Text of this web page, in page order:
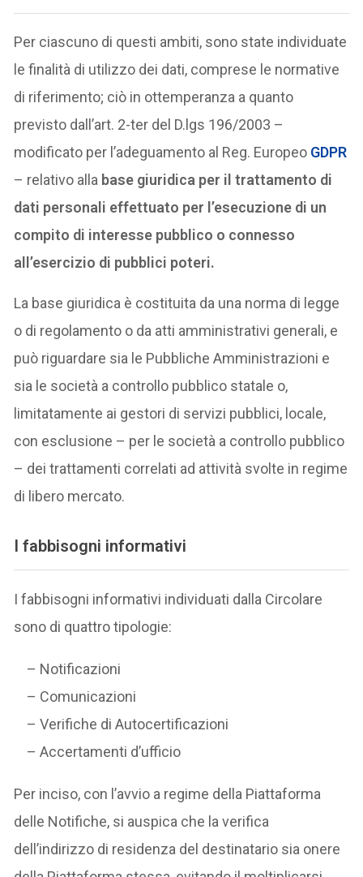
Per ciascuno di questi ambiti, sono state individuate
le finalità di utilizzo dei dati, comprese le normative
di riferimento; ciò in ottemperanza a quanto
previsto dall’art. 2-ter del D.lgs 196/2003 –
modificato per l’adeguamento al Reg. Europeo GDPR
– relativo alla base giuridica per il trattamento di
dati personali effettuato per l’esecuzione di un
compito di interesse pubblico o connesso
all’esercizio di pubblici poteri.
La base giuridica è costituita da una norma di legge
o di regolamento o da atti amministrativi generali, e
può riguardare sia le Pubbliche Amministrazioni e
sia le società a controllo pubblico statale o,
limitatamente ai gestori di servizi pubblici, locale,
con esclusione – per le società a controllo pubblico
– dei trattamenti correlati ad attività svolte in regime
di libero mercato.
I fabbisogni informativi
I fabbisogni informativi individuati dalla Circolare
sono di quattro tipologie:
– Notificazioni
– Comunicazioni
– Verifiche di Autocertificazioni
– Accertamenti d’ufficio
Per inciso, con l’avvio a regime della Piattaforma
delle Notifiche, si auspica che la verifica
dell’indirizzo di residenza del destinatario sia onere